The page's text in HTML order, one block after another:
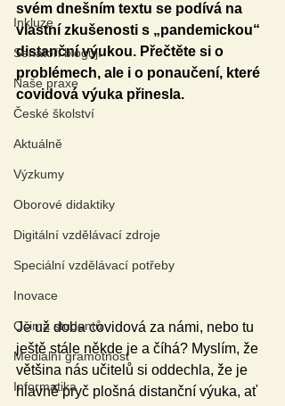
Inkluze
Senátoři blogují
Naše praxe
České školství
Aktuálně
Výzkumy
Oborové didaktiky
Digitální vzdělávací zdroje
Speciální vzdělávací potřeby
Inovace
Očima studentů
Mediální gramotnost
Informatika
svém dnešním textu se podívá na
vlastní zkušenosti s „pandemickou“
distanční výukou. Přečtěte si o
problémech, ale i o ponaučení, které
covidová výuka přinesla.
Je už doba covidová za námi, nebo tu
ještě stále někde je a číhá? Myslím, že
většina nás učitelů si oddechla, že je
hlavně pryč plošná distanční výuka, ať